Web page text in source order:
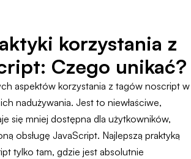
korzystania z
Czego unikać?
aspektów korzystania z tagów noscript w
nadużywania. Jest to niewłaściwe,
się mniej dostępna dla użytkowników,
obsługę JavaScript. Najlepszą praktyką
tylko tam, gdzie jest absolutnie